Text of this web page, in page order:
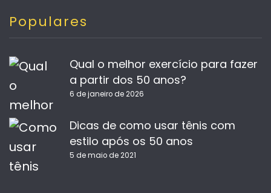
Populares
Qual o melhor exercício para fazer
a partir dos 50 anos?
6 de janeiro de 2026
Dicas de como usar tênis com
estilo após os 50 anos
5 de maio de 2021